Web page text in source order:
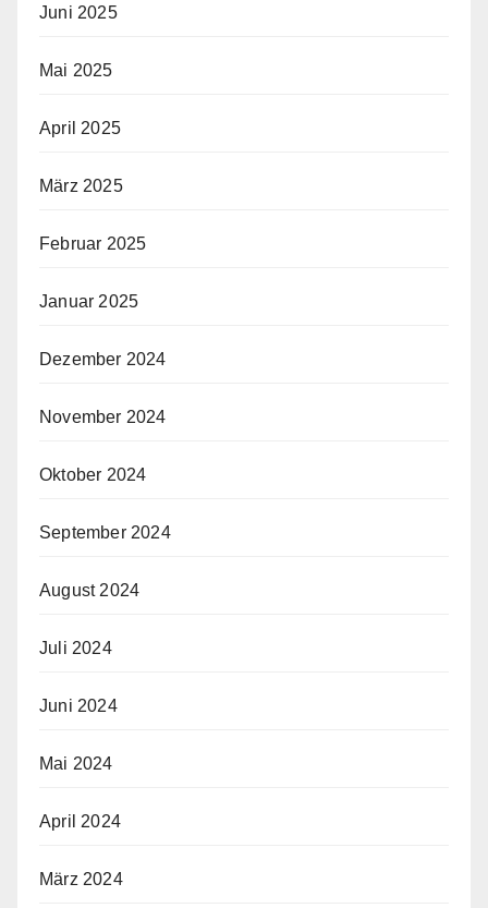
Juni 2025
Mai 2025
April 2025
März 2025
Februar 2025
Januar 2025
Dezember 2024
November 2024
Oktober 2024
September 2024
August 2024
Juli 2024
Juni 2024
Mai 2024
April 2024
März 2024